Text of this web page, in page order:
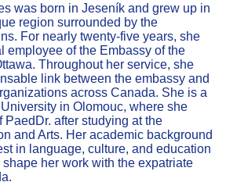
was born in Jeseník and grew up in
region surrounded by the
For nearly twenty-five years, she
employee of the Embassy of the
Throughout her service, she
link between the embassy and
across Canada. She is a
in Olomouc, where she
PaedDr. after studying at the
and Arts. Her academic background
in language, culture, and education
her work with the expatriate